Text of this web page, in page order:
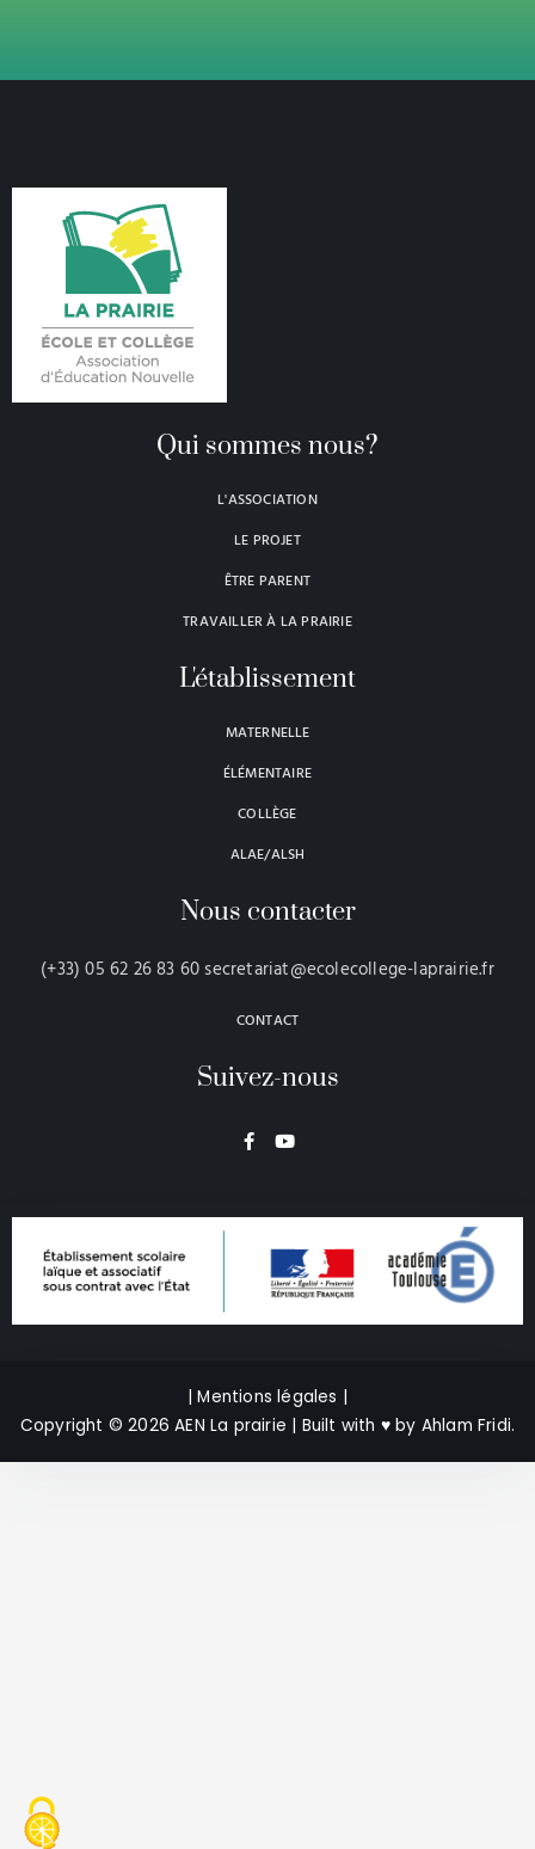
Qui sommes nous?
L'ASSOCIATION
LE PROJET
ÊTRE PARENT
TRAVAILLER À LA PRAIRIE
L'établissement
MATERNELLE
ÉLÉMENTAIRE
COLLÈGE
ALAE/ALSH
Nous contacter
(+33) 05 62 26 83 60 secretariat@ecolecollege-laprairie.fr
CONTACT
Suivez-nous
F
a
o
Y
o
b
| Mentions légales |
Copyright © 2026 AEN La prairie | Built with ♥by Ahlam Fridi.